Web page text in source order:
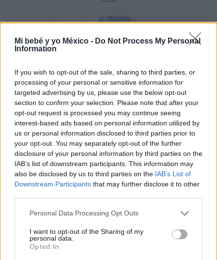
Mi bebé y yo México - Do Not Process My Personal
Information
If you wish to opt-out of the sale, sharing to third parties, or
processing of your personal or sensitive information for
targeted advertising by us, please use the below opt-out
section to confirm your selection. Please note that after your
opt-out request is processed you may continue seeing
interest-based ads based on personal information utilized by
us or personal information disclosed to third parties prior to
your opt-out. You may separately opt-out of the further
disclosure of your personal information by third parties on the
IAB’s list of downstream participants. This information may
also be disclosed by us to third parties on the IAB’s List of
Downstream Participants that may further disclose it to other
Personal Data Processing Opt Outs
I want to opt-out of the Sharing of my
personal data.
Opted In
Cuándo se da la vuelta un bebé: edad, cómo
estimularlo y cuándo preocuparse
LEER